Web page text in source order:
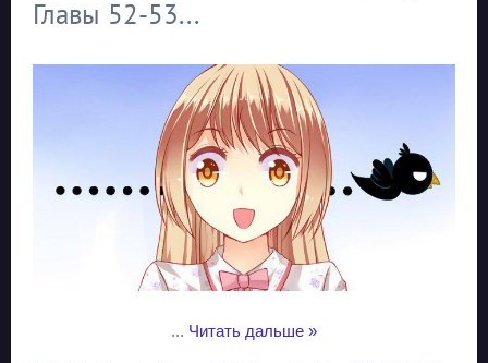
Главы 52-53...
... Читать дальше »